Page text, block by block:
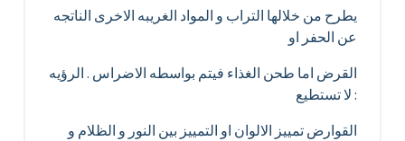
يطرح من خلالها التراب و المواد الغريبه الاخرى الناتجه
عن الحفر او
القرض اما طحن الغذاء فيتم بواسطه الاضراس . الرؤيه
: لا تستطيع
القوارض تمييز الالوان او التمييز بين النور و الظلام و